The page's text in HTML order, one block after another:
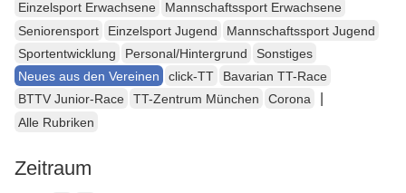
Einzelsport Erwachsene
Mannschaftssport Erwachsene
Seniorensport
Einzelsport Jugend
Mannschaftssport Jugend
Sportentwicklung
Personal/Hintergrund
Sonstiges
Neues aus den Vereinen
click-TT
Bavarian TT-Race
BTTV Junior-Race
TT-Zentrum München Corona
Alle Rubriken
Zeitraum